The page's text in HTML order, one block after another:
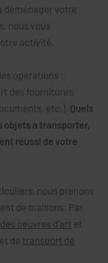
déménager votre
nous vous
activité.
opérations :
des fournitures
etc.). Quels
objets à transporter,
réussi de votre
nous prenons
de maisons. Par
oeuvres d’art et
et de transport de